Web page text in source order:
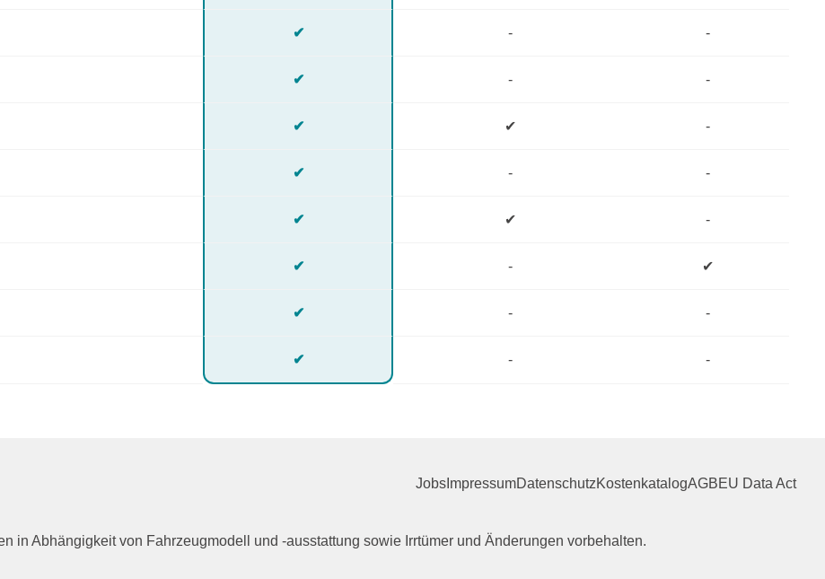
✔ - -
✔ - -
✔ ✔ -
✔ - -
✔ ✔ -
✔ - ✔
✔ - -
✔ - -
Jobs ImpressumDatenschutzKostenkatalogAGBEU Data Act
in Abhängigkeit von Fahrzeugmodell und -ausstattung sowie Irrtümer und Änderungen vorbehalten.